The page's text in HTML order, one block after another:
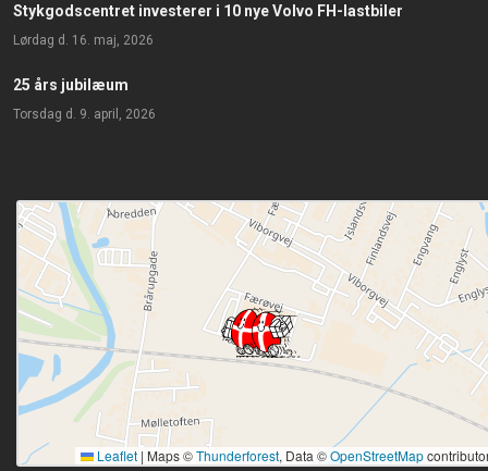
Stykgodscentret investerer i 10 nye Volvo FH-lastbiler
lørdag d. 16. maj, 2026
25 års jubilæum
torsdag d. 9. april, 2026
Leaflet | Maps ©Thunderforest, Data ©OpenStreetMap